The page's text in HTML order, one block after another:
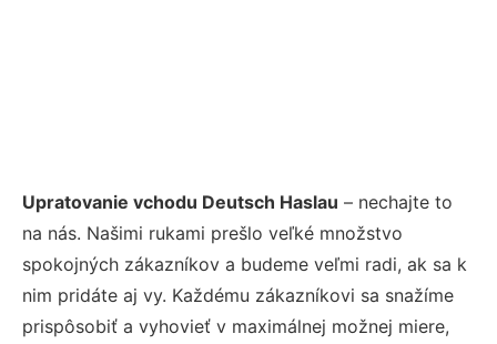
Upratovanie vchodu Deutsch Haslau – nechajte to
na nás. Našimi rukami prešlo veľké množstvo
spokojných zákazníkov a budeme veľmi radi, ak sa k
nim pridáte aj vy. Každému zákazníkovi sa snažíme
prispôsobiť a vyhovieť v maximálnej možnej miere,